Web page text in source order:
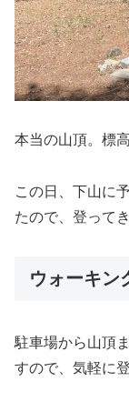
本当の山頂。標
この日、下山に
たので、登って
ウォーキン
駐車場から山頂
すので、気軽に